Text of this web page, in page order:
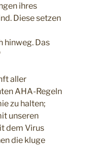
ihres
Diese setzen
hinweg. Das
aller
AHA-Regeln
zu halten;
unseren
dem Virus
die kluge